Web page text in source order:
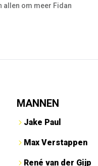
allen om meer Fidan
MANNEN
Jake Paul
Max Verstappen
René van der Gijp